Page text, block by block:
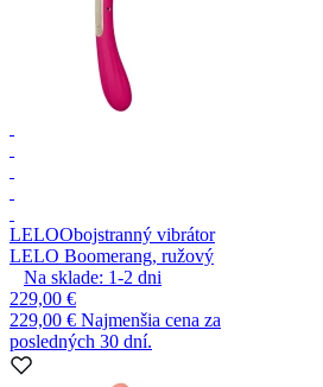
LELOObojstranný vibrátor
LELO Boomerang, ružový
Na sklade: 1-2 dni
229,00 €
229,00 € Najmenšia cena za
posledných 30 dní.